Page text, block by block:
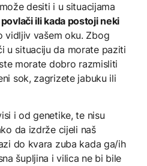
desiti i u situacijama
ili kada postoji neki
vidljiv vašem oku. Zbog
u situaciju da morate paziti
morate dobro razmisliti
sok, zagrizete jabuku ili
i od genetike, te nisu
da izdrže cijeli naš
do kvara zuba kada ga/ih
šupljina i vilica ne bi bile